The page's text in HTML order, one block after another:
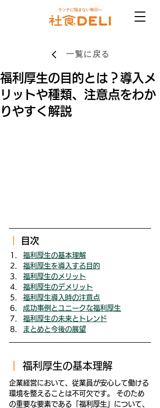
ランチに悩まない毎日へ
一覧に戻る
福利厚生の目的とは？導入メ
リットや種類、注意点をわか
りやすく解説
目次
福利厚生の基本理解
福利厚生を導入する目的
福利厚生のメリット
福利厚生のデメリット
福利厚生導入時の注意点
成功事例とユニークな福利厚生
福利厚生の未来とトレンド
まとめと今後の展望
福利厚生の基本理解
企業経営において、従業員が安心して働ける
環境を整えることは不可欠です。 そのため
の重要な要素である「福利厚生」について、